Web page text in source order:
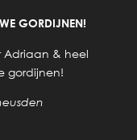
GORDIJNEN!
Adriaan & heel
gordijnen!